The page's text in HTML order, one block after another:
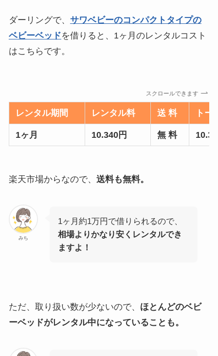
ダーリングで、 サワベビーのコンパクトタイプの
ベビーベッドを借りると、1ヶ月のレンタルコスト
はこちらです。
スクロールできます
レンタル期間 レンタル料 送 料 トー
1ヶ月 10.340円 無 料
楽天市場からなので、 送料も無料。
みち
1ヶ月約1万円で借りられるので、
相場よりかなり安くレンタルでき
ますよ！
ただ、取り扱い数が少ないので、 ほとんどのベビ
ーベッドがレンタル中になっていることも。